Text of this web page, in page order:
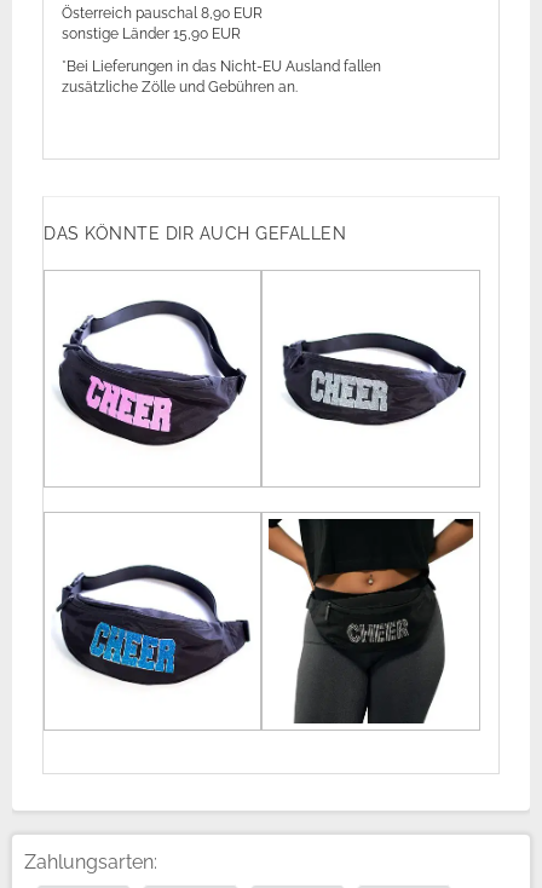
Österreich pauschal 8,90 EUR
sonstige Länder 15,90 EUR
*Bei Lieferungen in das Nicht-EU Ausland fallen
zusätzliche Zölle und Gebühren an.
DAS KÖNNTE DIR AUCH GEFALLEN
Zahlungsarten: